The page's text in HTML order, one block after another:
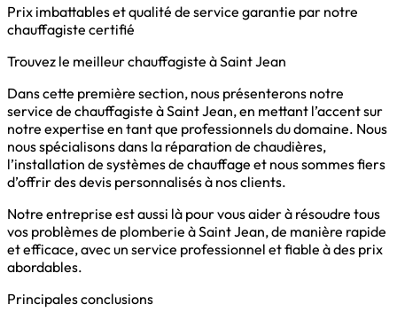
Prix imbattables et qualité de service garantie par notre
chauffagiste certifié
Trouvez le meilleur chauffagiste à Saint Jean
Dans cette première section, nous présenterons notre
service de chauffagiste à Saint Jean, en mettant l’accent sur
notre expertise en tant que professionnels du domaine. Nous
nous spécialisons dans la réparation de chaudières,
l’installation de systèmes de chauffage et nous sommes fiers
d’offrir des devis personnalisés à nos clients.
Notre entreprise est aussi là pour vous aider à résoudre tous
vos problèmes de plomberie à Saint Jean, de manière rapide
et efficace, avec un service professionnel et fiable à des prix
abordables.
Principales conclusions